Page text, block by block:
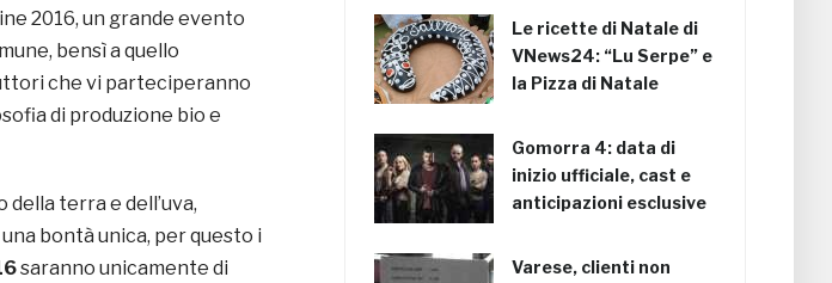
2016, un grande evento
bensì a quello
che vi parteciperanno
di produzione bio e
terra e dell’uva,
bontà unica, per questo i
saranno unicamente di
Le ricette di Natale di
VNews24: “Lu Serpe” e
la Pizza di Natale
Gomorra 4: data di
inizio ufficiale, cast e
anticipazioni esclusive
Varese, clienti non